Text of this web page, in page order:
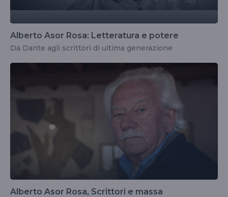
Alberto Asor Rosa: Letteratura e potere
Da Dante agli scrittori di ultima generazione
Alberto Asor Rosa, Scrittori e massa